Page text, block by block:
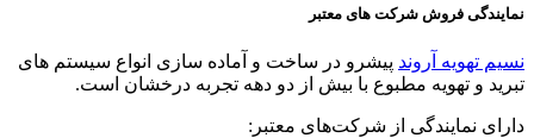
نمایندگی فروش شرکت های معتبر
نسیم تهویه آروند پیشرو در ساخت و آماده سازی انواع سیستم های
تبرید و تهویه مطبوع با بیش از دو دهه تجربه درخشان است.
دارای نمایندگی از شرکت‌های معتبر: